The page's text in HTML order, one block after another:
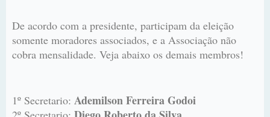
De acordo com a presidente, participam da eleição
somente moradores associados, e a Associação não
cobra mensalidade. Veja abaixo os demais membros!
1º Secretario: Ademilson Ferreira Godoi